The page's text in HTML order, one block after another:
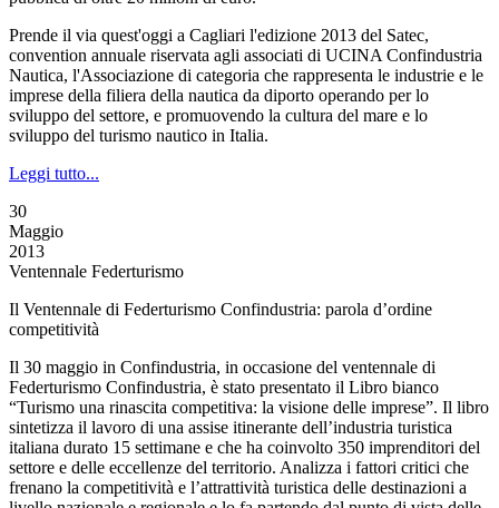
Prende il via quest'oggi a Cagliari l'edizione 2013 del Satec,
convention annuale riservata agli associati di UCINA Confindustria
Nautica, l'Associazione di categoria che rappresenta le industrie e le
imprese della filiera della nautica da diporto operando per lo
sviluppo del settore, e promuovendo la cultura del mare e lo
sviluppo del turismo nautico in Italia.
Leggi tutto...
30
Maggio
2013
Ventennale Federturismo
Il Ventennale di Federturismo Confindustria: parola d’ordine
competitività
Il 30 maggio in Confindustria, in occasione del ventennale di
Federturismo Confindustria, è stato presentato il Libro bianco
“Turismo una rinascita competitiva: la visione delle imprese”. Il libro
sintetizza il lavoro di una assise itinerante dell’industria turistica
italiana durato 15 settimane e che ha coinvolto 350 imprenditori del
settore e delle eccellenze del territorio. Analizza i fattori critici che
frenano la competitività e l’attrattività turistica delle destinazioni a